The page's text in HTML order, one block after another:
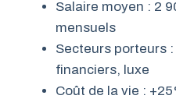
Salaire moyen : 2
mensuels
Secteurs porteurs
financiers, luxe
Coût de la vie :